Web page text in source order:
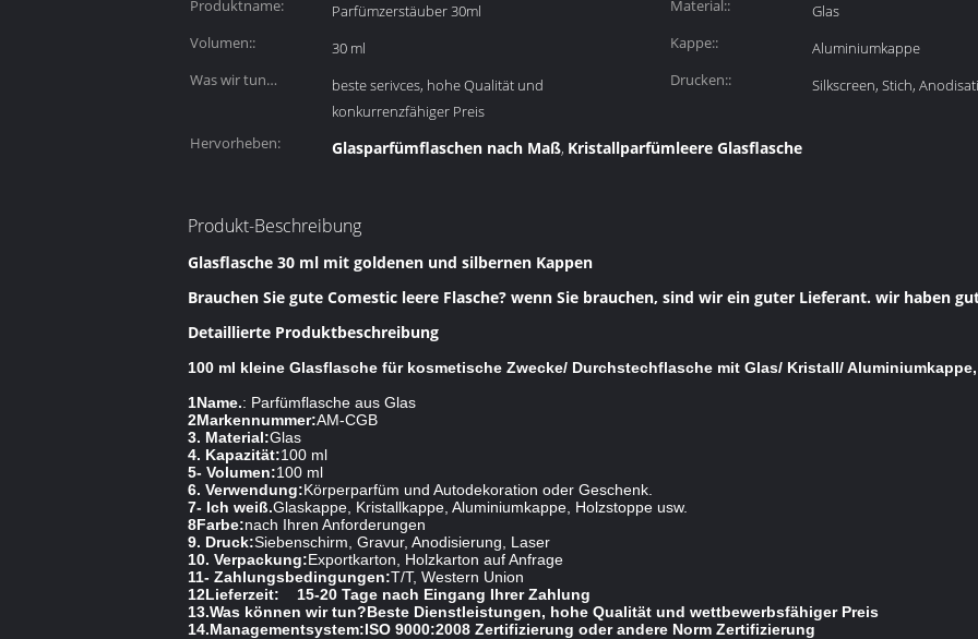
Produktname: Parfümzerstäuber 30ml Material::
Glas
Volumen::
30 ml Kappe::
Aluminiumkappe
Was wir tun
beste serivces, hohe Qualität und
konkurrenzfähiger Preis
Drucken:: Silkscreen, Stich,
Hervorheben: Glasparfümflaschen nach Maß, Kristallparfümleere Glasflasche
Produkt-Beschreibung
Glasflasche 30 ml mit goldenen und silbernen Kappen
Brauchen Sie gute Comestic leere Flasche? wenn Sie brauchen, sind wir ein guter Lieferant. wir haben
Detaillierte Produktbeschreibung
100 ml kleine Glasflasche für kosmetische Zwecke/ Durchstechflasche mit Glas/ Kristall/
1Name.: Parfümflasche aus Glas
2Markennummer:AM-CGB
3. Material:Glas
4. Kapazität:100 ml
5- Volumen:100 ml
6. Verwendung:Körperparfüm und Autodekoration oder Geschenk.
7- Ich weiß.Glaskappe, Kristallkappe, Aluminiumkappe, Holzstoppe usw.
8Farbe:nach Ihren Anforderungen
9. Druck:Siebenschirm, Gravur, Anodisierung, Laser
10. Verpackung:Exportkarton, Holzkarton auf Anfrage
11- Zahlungsbedingungen:T/T, Western Union
12Lieferzeit:
15-20 Tage nach Eingang Ihrer Zahlung
13.Was können wir tun?Beste Dienstleistungen, hohe Qualität und wettbewerbsfähiger Preis
14.Managementsystem:ISO 9000:2008 Zertifizierung oder andere Norm Zertifizierung